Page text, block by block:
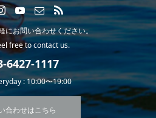
にお問い合わせください。
free to contact us.
: 10:00〜19:00
合わせはこちら